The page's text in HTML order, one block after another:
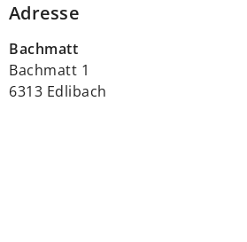
Adresse
Bachmatt
Bachmatt 1
6313 Edlibach